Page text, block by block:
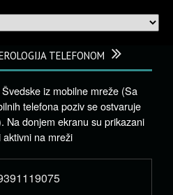
TELEFONOM
iz mobilne mreže (Sa
telefona poziv se ostvaruje
Na donjem ekranu su prikazani
na mreži